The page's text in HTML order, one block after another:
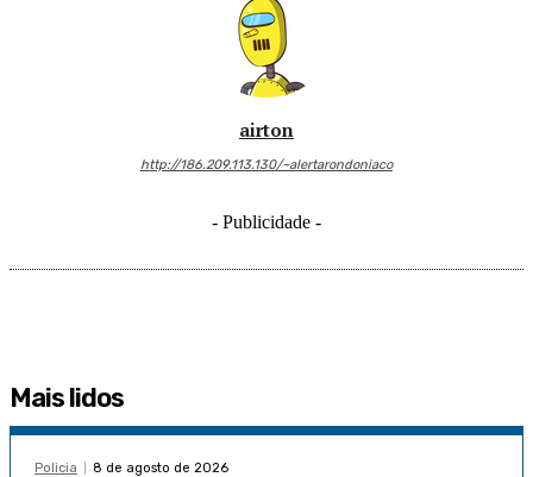
airton
http://186.209.113.130/~alertarondoniaco
- Publicidade -
Mais lidos
Policia 8 de agosto de 2026